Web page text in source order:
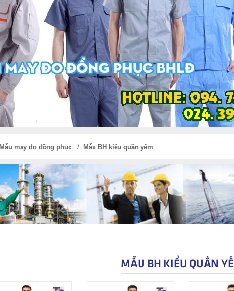
Mẫu may đo đồng phục/ Mẫu BH kiểu quần yếm
MẪU BH KIỂU QUẦN